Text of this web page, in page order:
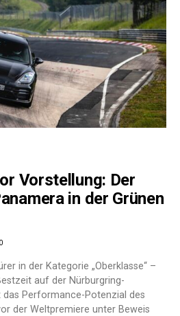
Vorstellung: Der
in der Grünen
in der Kategorie „Oberklasse“ –
auf der Nürburgring-
Performance-Potenzial des
der Weltpremiere unter Beweis